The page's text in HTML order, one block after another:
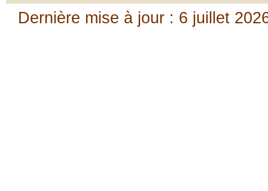
Dernière mise à jour : 6 juillet